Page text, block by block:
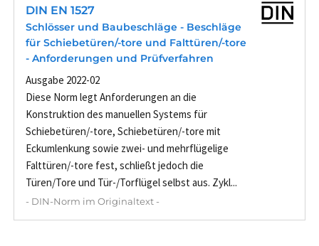
DIN EN 1527
Schlösser und Baubeschläge - Beschläge
für Schiebetüren/-tore und Falttüren/-tore
- Anforderungen und Prüfverfahren
Ausgabe 2022-02
Diese Norm legt Anforderungen an die
Konstruktion des manuellen Systems für
Schiebetüren/-tore, Schiebetüren/-tore mit
Eckumlenkung sowie zwei- und mehrflügelige
Falttüren/-tore fest, schließt jedoch die
Türen/Tore und Tür-/Torflügel selbst aus. Zykl...
- DIN-Norm im Originaltext -